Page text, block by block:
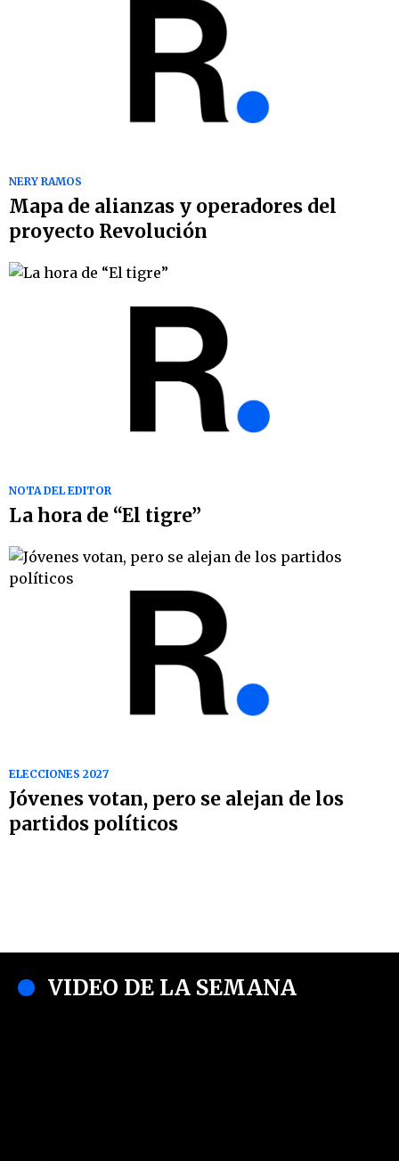
NERY RAMOS
Mapa de alianzas y operadores del
proyecto Revolución
NOTA DEL EDITOR
La hora de “El tigre”
ELECCIONES 2027
Jóvenes votan, pero se alejan de los
partidos políticos
VIDEO DE LA SEMANA